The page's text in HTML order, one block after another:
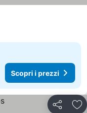
Scopri i prezzi
Condividi